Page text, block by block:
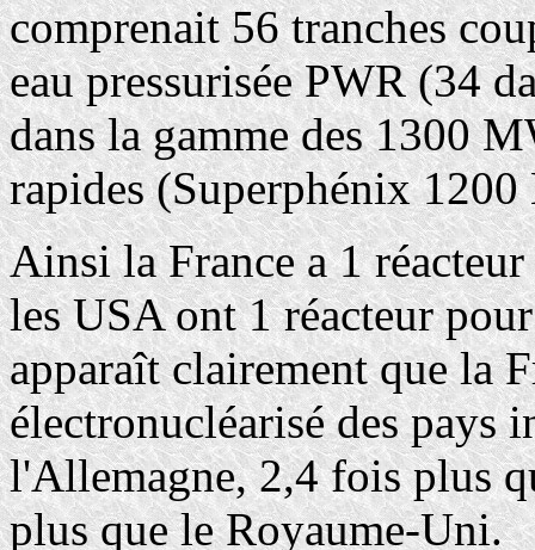
comprenait 56 tranches
eau pressurisée PWR (34
dans la gamme des 1300
rapides (Superphénix
Ainsi la France a 1
les USA ont 1 réacteur
apparaît clairement que la
électronucléarisé des pays
l'Allemagne, 2,4 fois plus
plus que le Royaume-Uni.